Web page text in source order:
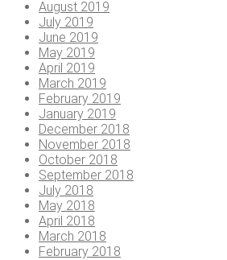
August 2019
July 2019
June 2019
May 2019
April 2019
March 2019
February 2019
January 2019
December 2018
November 2018
October 2018
September 2018
July 2018
May 2018
April 2018
March 2018
February 2018